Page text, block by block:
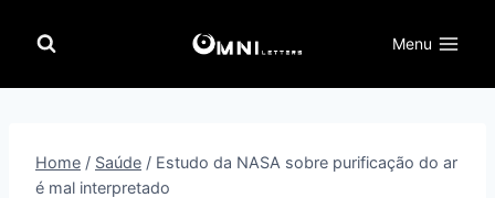
para
Menu
Home / Saúde / Estudo da NASA sobre purificação do ar
é mal interpretado